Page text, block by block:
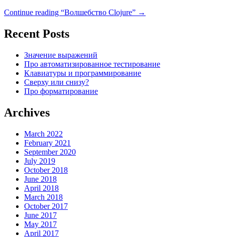
Continue reading “Волшебство Clojure” →
Recent Posts
Значение выражений
Про автоматизированное тестирование
Клавиатуры и программирование
Сверху или снизу?
Про форматирование
Archives
March 2022
February 2021
September 2020
July 2019
October 2018
June 2018
April 2018
March 2018
October 2017
June 2017
May 2017
April 2017